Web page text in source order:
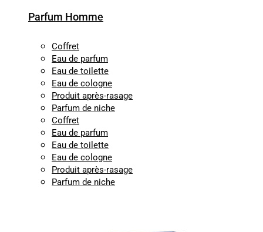
Parfum Homme
Coffret
Eau de parfum
Eau de toilette
Eau de cologne
Produit après-rasage
Parfum de niche
Coffret
Eau de parfum
Eau de toilette
Eau de cologne
Produit après-rasage
Parfum de niche